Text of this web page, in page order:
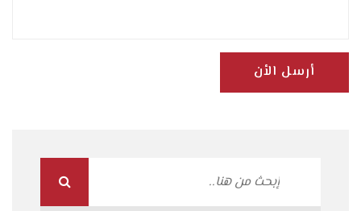
أرسل الأن